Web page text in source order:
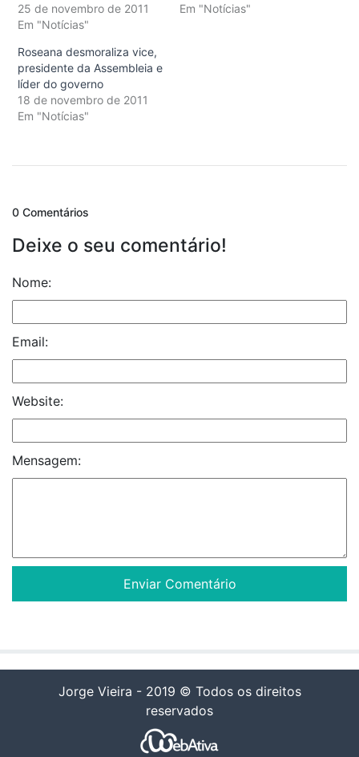
25 de novembro de 2011
Em "Notícias"
Em "Notícias"
Roseana desmoraliza vice,
presidente da Assembleia e
líder do governo
18 de novembro de 2011
Em "Notícias"
0 Comentários
Deixe o seu comentário!
Nome:
Email:
Website:
Mensagem:
Jorge Vieira - 2019 © Todos os direitos
reservados